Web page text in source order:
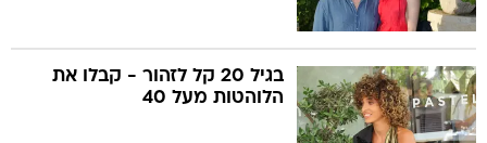
בגיל 20 קל לזהור - קבלו את
הלוהטות מעל 40